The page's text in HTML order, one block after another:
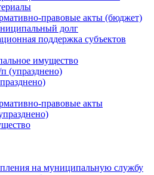
правовые акты (бюджет)
долг
поддержка субъектов
имущество
(упразднено)
правовые акты
на муниципальную службу